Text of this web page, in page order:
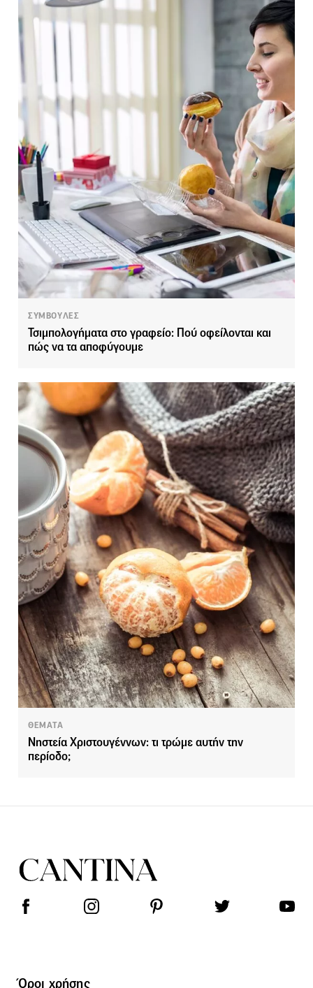
ΣΥΜΒΟΥΛΕΣ
Τσιμπολογήματα στο γραφείο: Πού οφείλονται και
πώς να τα αποφύγουμε
ΘΕΜΑΤΑ
Νηστεία Χριστουγέννων: τι τρώμε αυτήν την
περίοδο;
Όροι χρήσης